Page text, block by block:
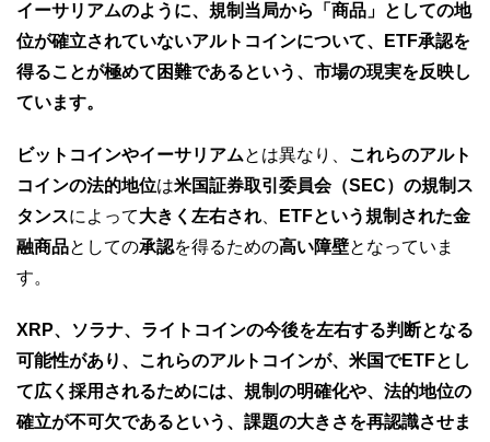
イーサリアムのように、規制当局から「商品」としての地
位が確立されていないアルトコインについて、ETF承認を
得ることが極めて困難であるという、市場の現実を反映し
ています。
ビットコインやイーサリアムとは異なり、
これらのアルト
コインの法的地位は米国証券取引委員会（SEC）の規制ス
タンスによって大きく左右され
ETFという規制された金
融商品としての承認を得るための高い障壁となっていま
す。
XRP、ソラナ、ライトコインの今後を左右する判断となる
可能性があり、これらのアルトコインが、米国でETFとし
て広く採用されるためには、規制の明確化や、法的地位の
確立が不可欠であるという、課題の大きさを再認識させま